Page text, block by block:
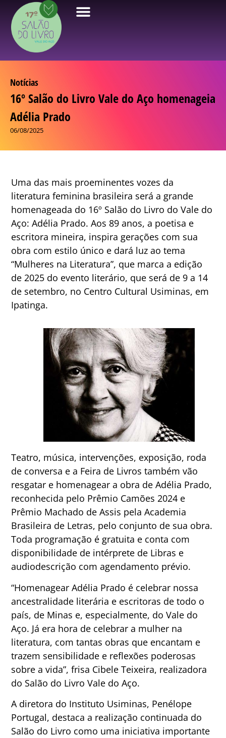
Notícias
16º Salão do Livro Vale do Aço homenageia
Adélia Prado
06/08/2025
Uma das mais proeminentes vozes da
literatura feminina brasileira será a grande
homenageada do 16º Salão do Livro do Vale do
Aço: Adélia Prado. Aos 89 anos, a poetisa e
escritora mineira, inspira gerações com sua
obra com estilo único e dará luz ao tema
“Mulheres na Literatura”, que marca a edição
de 2025 do evento literário, que será de 9 a 14
de setembro, no Centro Cultural Usiminas, em
Ipatinga.
Teatro, música, intervenções, exposição, roda
de conversa e a Feira de Livros também vão
resgatar e homenagear a obra de Adélia Prado,
reconhecida pelo Prêmio Camões 2024 e
Prêmio Machado de Assis pela Academia
Brasileira de Letras, pelo conjunto de sua obra.
Toda programação é gratuita e conta com
disponibilidade de intérprete de Libras e
audiodescrição com agendamento prévio.
“Homenagear Adélia Prado é celebrar nossa
ancestralidade literária e escritoras de todo o
país, de Minas e, especialmente, do Vale do
Aço. Já era hora de celebrar a mulher na
literatura, com tantas obras que encantam e
trazem sensibilidade e reflexões poderosas
sobre a vida”, frisa Cibele Teixeira, realizadora
do Salão do Livro Vale do Aço.
A diretora do Instituto Usiminas, Penélope
Portugal, destaca a realização continuada do
Salão do Livro como uma iniciativa importante